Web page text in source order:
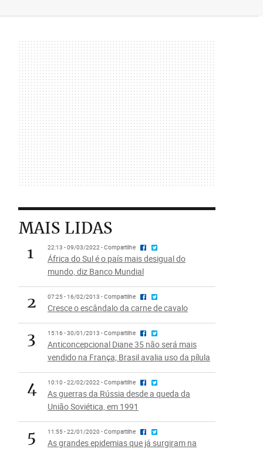
MAIS LIDAS
1
22:13 - 09/03/2022 - Compartilhe
África do Sul é o país mais desigual do
mundo, diz Banco Mundial
2 07:25 - 16/02/2013 - Compartilhe
Cresce o escândalo da carne de cavalo
3 15:16 - 30/01/2013 - Compartilhe
Anticoncepcional Diane 35 não será mais
vendido na França; Brasil avalia uso da pílula
4 10:10 - 22/02/2022 - Compartilhe
As guerras da Rússia desde a queda da
União Soviética, em 1991
5 11:55 - 22/01/2020 - Compartilhe
As grandes epidemias que já surgiram na